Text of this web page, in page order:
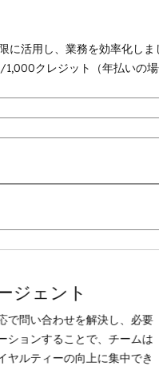
活用し、業務を効率化し
/1,000クレジット（年払いの場
ェント
合わせを解決し、必要
ンすることで、チームは
ティーの向上に集中でき